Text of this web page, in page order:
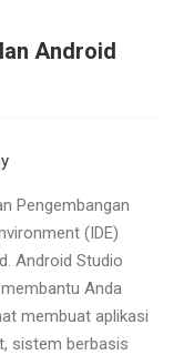
Android
Pengembangan
(IDE)
Android Studio
Anda
membuat aplikasi
sistem berbasis